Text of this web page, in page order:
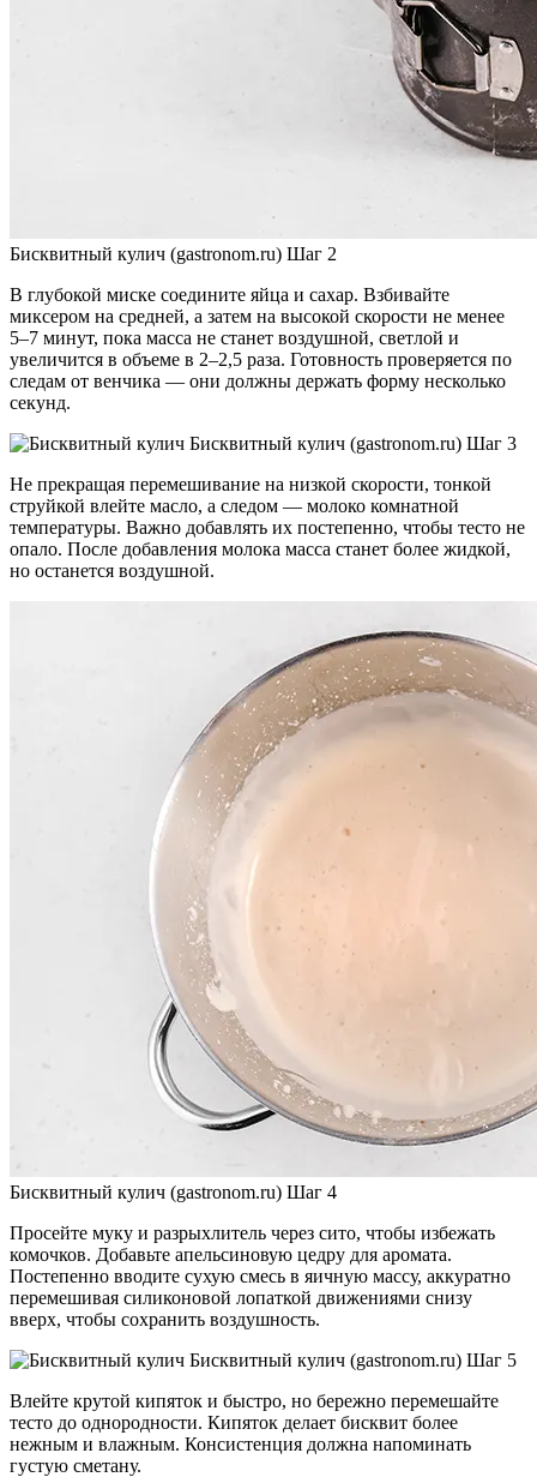
Бисквитный кулич (gastronom.ru) Шаг 2
В глубокой миске соедините яйца и сахар. Взбивайте
миксером на средней, а затем на высокой скорости не менее
5–7 минут, пока масса не станет воздушной, светлой и
увеличится в объеме в 2–2,5 раза. Готовность проверяется по
следам от венчика — они должны держать форму несколько
секунд.
Бисквитный кулич (gastronom.ru) Шаг 3
Не прекращая перемешивание на низкой скорости, тонкой
струйкой влейте масло, а следом — молоко комнатной
температуры. Важно добавлять их постепенно, чтобы тесто не
опало. После добавления молока масса станет более жидкой,
но останется воздушной.
Бисквитный кулич (gastronom.ru) Шаг 4
Просейте муку и разрыхлитель через сито, чтобы избежать
комочков. Добавьте апельсиновую цедру для аромата.
Постепенно вводите сухую смесь в яичную массу, аккуратно
перемешивая силиконовой лопаткой движениями снизу
вверх, чтобы сохранить воздушность.
Бисквитный кулич (gastronom.ru) Шаг 5
Влейте крутой кипяток и быстро, но бережно перемешайте
тесто до однородности. Кипяток делает бисквит более
нежным и влажным. Консистенция должна напоминать
густую сметану.